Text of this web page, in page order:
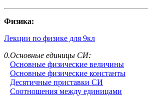
Физика:
Лекции по физике для 9кл
0.Основные единицы СИ:
Основные физические величины
Основные физические константы
Десятичные приставки СИ
Соотношения между единицами